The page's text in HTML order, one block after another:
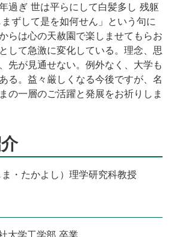
過ぎ 世は平らにして白髪多し 残躯
ずして是を如何せん」という句に
らは心の天赦園で楽しませてもらお
して急激に変化している。理念、思
先が見通せない。例外なく、大学も
る。益々厳しくなる今後ですが、名
の一層のご活躍と発展をお祈りしま
・たかよし）理学研究科教授
大学工学部 卒業